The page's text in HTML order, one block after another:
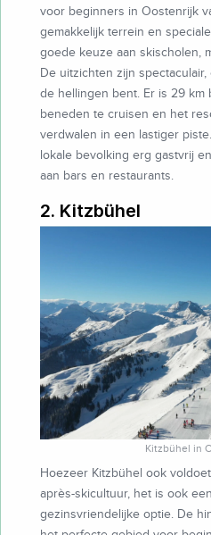
voor beginners in Oostenrijk
gemakkelijk terrein en
goede keuze aan skischolen,
De uitzichten zijn
de hellingen bent. Er is 29 km
beneden te cruisen en het
verdwalen in een lastiger
lokale bevolking erg gastvrij
aan bars en restaurants.
2. Kitzbühel
Kitzbühel in
Hoezeer Kitzbühel ook
après-skicultuur, het is ook
gezinsvriendelijke optie. De